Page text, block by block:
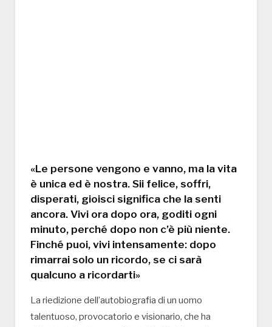
«Le persone vengono e vanno, ma la vita
è unica ed è nostra. Sii felice, soffri,
disperati, gioisci significa che la senti
ancora. Vivi ora dopo ora, goditi ogni
minuto, perché dopo non c’è più niente.
Finché puoi, vivi intensamente: dopo
rimarrai solo un ricordo, se ci sarà
qualcuno a ricordarti»
La riedizione dell’autobiografia di un uomo
talentuoso, provocatorio e visionario, che ha